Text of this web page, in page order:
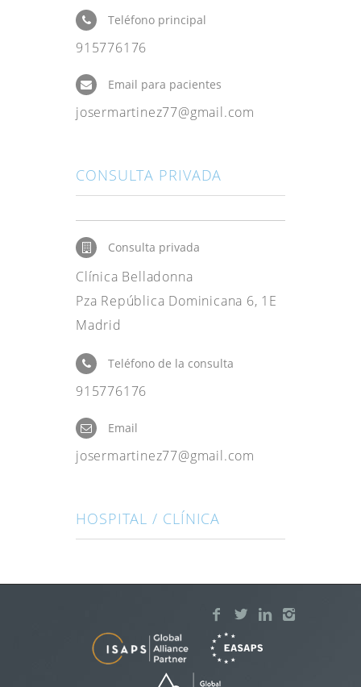
Teléfono principal
915776176
Email para pacientes
josermartinez77@gmail.com
CONSULTA PRIVADA
Consulta privada
Clínica Belladonna
Pza República Dominicana 6, 1E
Madrid
Teléfono de la consulta
915776176
Email
josermartinez77@gmail.com
HOSPITAL / CLÍNICA